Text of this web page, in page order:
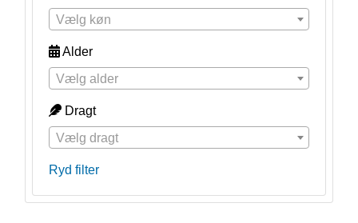
Vælg køn
Alder
Vælg alder
Dragt
Vælg dragt
Ryd filter